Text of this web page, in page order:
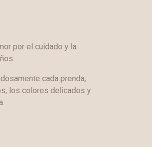
por el cuidado y la
cada prenda,
los colores delicados y